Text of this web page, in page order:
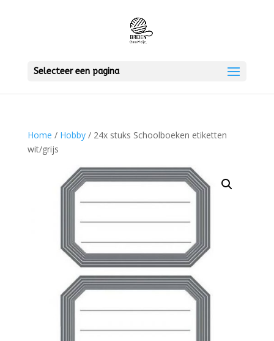
Selecteer een pagina
Home / Hobby/ 24x stuks Schoolboeken etiketten
wit/grijs